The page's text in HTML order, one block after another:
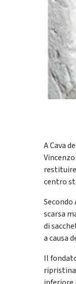
A Cava
centro
scarsa
di
a causa
Il